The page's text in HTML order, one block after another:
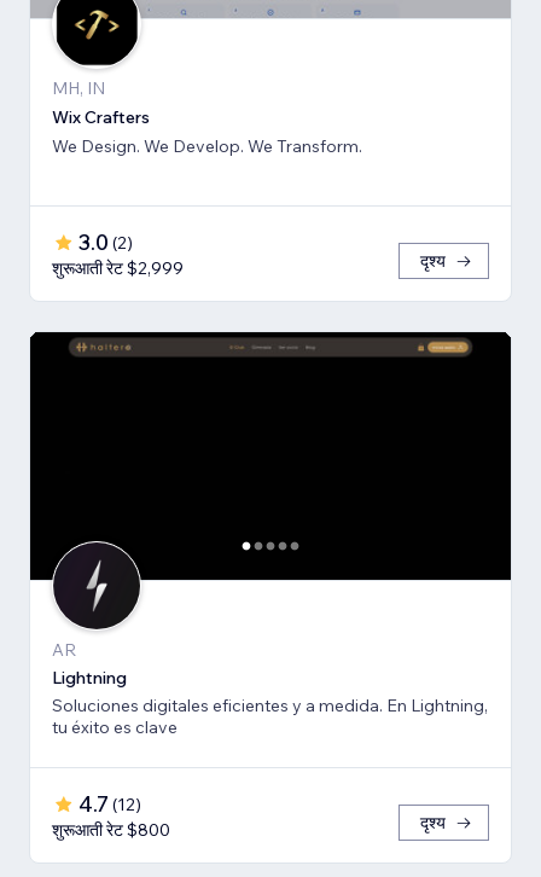
MH, IN
Wix Crafters
We Design. We Develop. We Transform.
3.0 (2)
शुरूआती रेट $2,999
दृश्य
AR
Lightning
Soluciones digitales eficientes y a medida. En Lightning,
tu éxito es clave
4.7 (12)
शुरूआती रेट $800
दृश्य